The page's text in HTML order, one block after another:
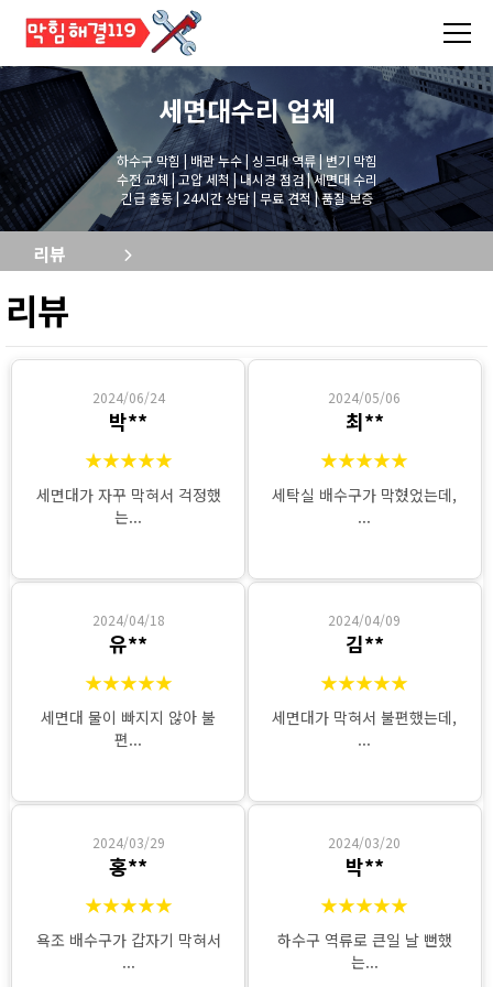
세면대수리업체
하수구 막힘 | 배관 누수 | 싱크대 역류 | 변기 막힘
수전 교체 | 고압 세척 | 내시경 점검 | 세면대 수리
긴급 출동 | 24시간 상담 | 무료 견적 | 품질 보증
리뷰
리뷰
2024/06/24
박**
★★★★★
세면대가 자꾸 막혀서 걱정했
는...
2024/05/06
최**
★★★★★
세탁실 배수구가 막혔었는데,
...
2024/04/18
유**
★★★★★
세면대 물이 빠지지 않아 불
편...
2024/04/09
김**
★★★★★
세면대가 막혀서 불편했는데,
...
2024/03/29
홍**
★★★★★
욕조 배수구가 갑자기 막혀서
...
2024/03/20
박**
★★★★★
하수구 역류로 큰일 날 뻔했
는...